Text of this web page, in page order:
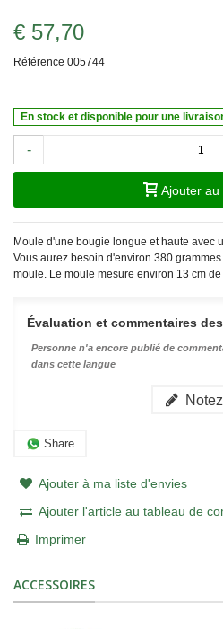
€ 57,70
Référence 005744
En stock et disponible pour une
-
Ajouter au
Moule d'une bougie longue et haute avec
Vous aurez besoin d'environ 380
moule. Le moule mesure environ 13 cm
Évaluation et commentaires
Personne n'a encore publié de
dans cette langue
Share
Ajouter à ma liste d'envies
Ajouter l'article au tableau de
Imprimer
ACCESSOIRES